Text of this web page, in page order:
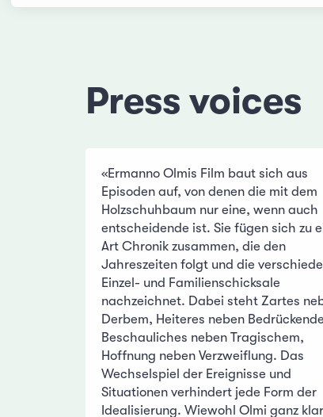
Press voices
«Ermanno Olmis Film baut sich aus
Episoden auf, von denen die mit dem
Holzschuhbaum nur eine, wenn auch
entscheidende ist. Sie fügen sich zu
Art Chronik zusammen, die den
Jahreszeiten folgt und die
Einzel- und Familienschicksale
nachzeichnet. Dabei steht Zartes
Derbem, Heiteres neben
Beschauliches neben Tragischem,
Hoffnung neben Verzweiflung. Das
Wechselspiel der Ereignisse und
Situationen verhindert jede Form der
Idealisierung. Wiewohl Olmi ganz